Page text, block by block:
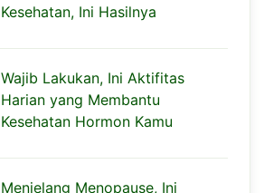
Kesehatan, Ini Hasilnya
Wajib Lakukan, Ini Aktifitas
Harian yang Membantu
Kesehatan Hormon Kamu
Menjelang Menopause, Ini